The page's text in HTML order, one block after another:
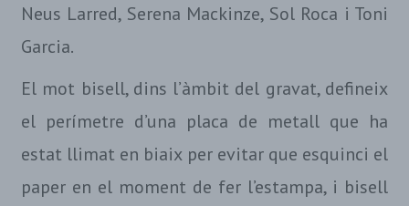
Neus Larred, Serena Mackinze, Sol Roca i Toni
Garcia.
El mot bisell, dins l’àmbit del gravat, defineix
el perímetre d’una placa de metall que ha
estat llimat en biaix per evitar que esquinci el
paper en el moment de fer l’estampa, i bisell